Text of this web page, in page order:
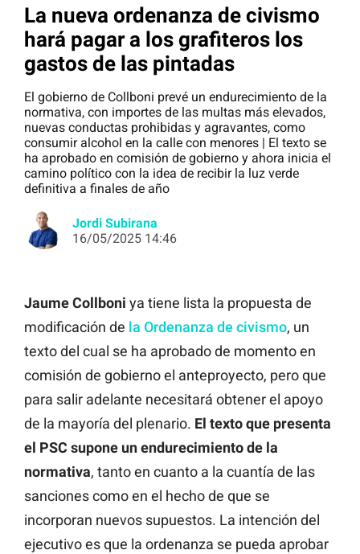
La nueva ordenanza de civismo
hará pagar a los grafiteros los
gastos de las pintadas
El gobierno de Collboni prevé un endurecimiento de la
normativa, con importes de las multas más elevados,
nuevas conductas prohibidas y agravantes, como
consumir alcohol en la calle con menores | El texto se
ha aprobado en comisión de gobierno y ahora inicia el
camino político con la idea de recibir la luz verde
definitiva a finales de año
Jordi Subirana
16/05/2025 14:46
Jaume Collboni ya tiene lista la propuesta de
modificación de la Ordenanza de civismo, un
texto del cual se ha aprobado de momento en
comisión de gobierno el anteproyecto, pero que
para salir adelante necesitará obtener el apoyo
de la mayoría del plenario. El texto que presenta
el PSC supone un endurecimiento de la
normativa, tanto en cuanto a la cuantía de las
sanciones como en el hecho de que se
incorporan nuevos supuestos. La intención del
ejecutivo es que la ordenanza se pueda aprobar